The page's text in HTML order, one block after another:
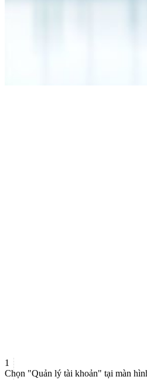
1
Chọn "Quản lý tài khoản" tại màn